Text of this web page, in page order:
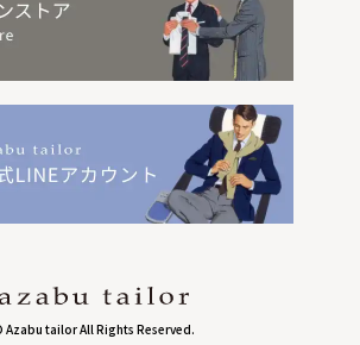
Azabu tailor All Rights Reserved.